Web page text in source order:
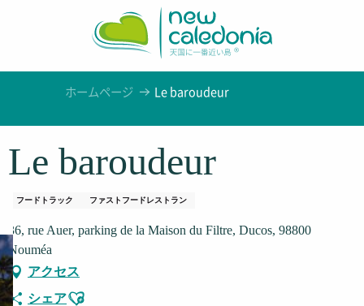
ホームページ Le baroudeur
Le baroudeur
フードトラック ファストフードレストラン
36, rue Auer, parking de la Maison du Filtre, Ducos, 98800
Nouméa
アクセス
シェアAjouter aux favoris